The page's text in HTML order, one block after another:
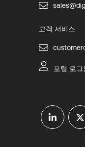
고객 서비스
포털 로그